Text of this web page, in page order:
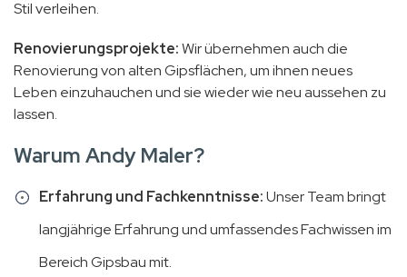
Stil verleihen.
Renovierungsprojekte:Wir übernehmen auch die
Renovierung von alten Gipsflächen, um ihnen neues
Leben einzuhauchen und sie wieder wie neu aussehen zu
lassen.
Warum Andy Maler?
Erfahrung und Fachkenntnisse:Unser Team bringt
langjährige Erfahrung und umfassendes Fachwissen im
Bereich Gipsbau mit.